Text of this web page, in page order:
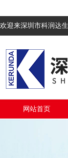
欢迎来深圳市科润达
网站首页